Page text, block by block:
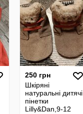
250 грн
Шкіряні
натуральні дитячі
пінетки
Lilly&Dan,9-12